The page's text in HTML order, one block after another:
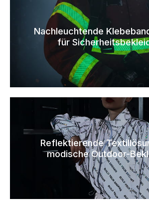
Nachleuchtende
für
Reflektierende
modische Outdoor-